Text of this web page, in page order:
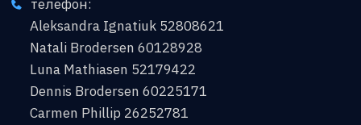
телефон:
Aleksandra Ignatiuk 52808621
Natali Brodersen 60128928
Luna Mathiasen 52179422
Dennis Brodersen 60225171
Carmen Phillip 26252781